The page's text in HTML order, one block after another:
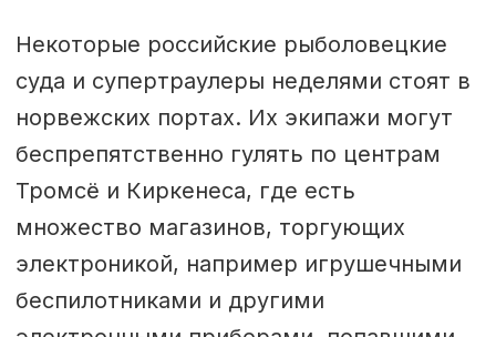
Некоторые российские рыболовецкие
суда и супертраулеры неделями стоят в
норвежских портах. Их экипажи могут
беспрепятственно гулять по центрам
Тромсё и Киркенеса, где есть
множество магазинов, торгующих
электроникой, например игрушечными
беспилотниками и другими